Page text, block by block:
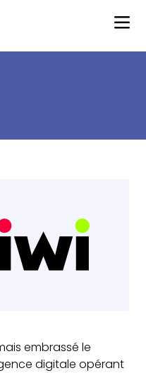
embrassé le
digitale opérant